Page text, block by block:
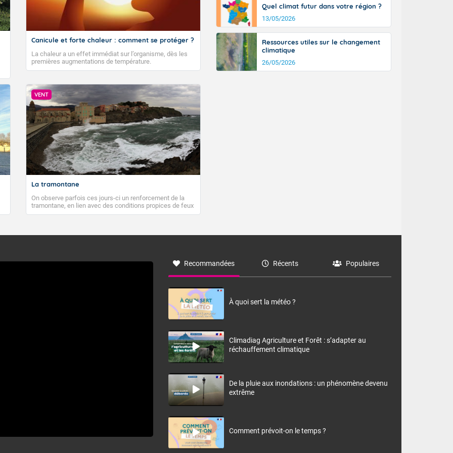
Canicule et forte chaleur : comment se protéger ?
La chaleur a un effet immédiat sur l’organisme, dès les
premières augmentations de température.
VENT
La tramontane
On observe parfois ces jours-ci un renforcement de la
tramontane, en lien avec des conditions propices de feux
de forêt. Mais qu'est-ce que la tramontane ? Quelles sont
à nord-ouest, dans un secteur qui part du Roussillon à la
monts, en allusion aux régions montagneuses d’où
Quel climat futur dans votre région ?
13/05/2026
Ressources utiles sur le changement
climatique
26/05/2026
Recommandées Récents Populaires
À quoi sert la météo ?
Climadiag Agriculture et Forêt : s’adapter au
réchauffement climatique
De la pluie aux inondations : un phénomène devenu
extrême
Comment prévoit-on le temps ?